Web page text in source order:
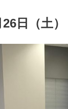
日（土）